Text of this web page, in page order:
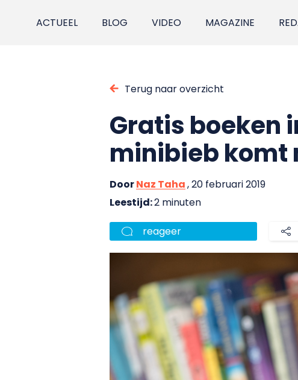
ACTUEEL BLOG VIDEO MAGAZINE
Terug naar overzicht
Gratis boeken
minibieb komt
DoorNaz Taha, 20 februari 2019
Leestijd:2 minuten
reageer